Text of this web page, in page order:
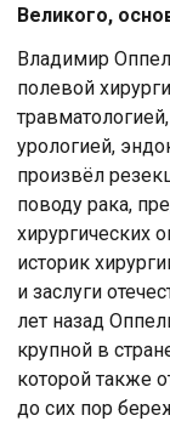
Великого,
Владимир
полевой
урологией,
произвёл
поводу рака,
хирургических
историк
и заслуги
лет назад
крупной в
которой также
до сих пор